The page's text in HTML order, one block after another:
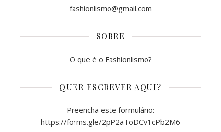
fashionlismo@gmail.com
SOBRE
O que é o Fashionlismo?
QUER ESCREVER AQUI?
Preencha este formulário:
https://forms.gle/2pP2aToDCV1cPb2M6